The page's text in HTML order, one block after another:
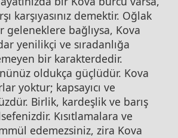
karşıyasınız demektir. Oğlak
geleneklere bağlıysa, Kova
yenilikçi ve sıradanlığa
bir karakterdedir.
oldukça güçlüdür. Kova
yoktur; kapsayıcı ve
Birlik, kardeşlik ve barış
Kısıtlamalara ve
edemezsiniz, zira Kova